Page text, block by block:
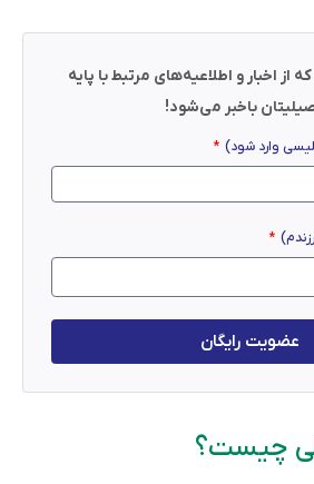
از اخبار و اطلاعیه‌های مرتبط با پایه
باخبر می‌شود!
وارد شود)
عضویت رایگان
چیست؟